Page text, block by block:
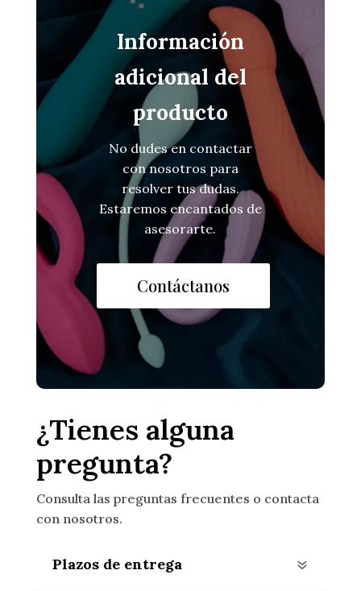
Información
adicional del
producto
No dudes en contactar
con nosotros para
resolver tus dudas.
Estaremos encantados de
asesorarte.
Contáctanos
¿Tienes alguna
pregunta?
Consulta las preguntas frecuentes o contacta
con nosotros.
Plazos de entrega